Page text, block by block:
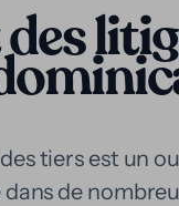
tiers est un
de